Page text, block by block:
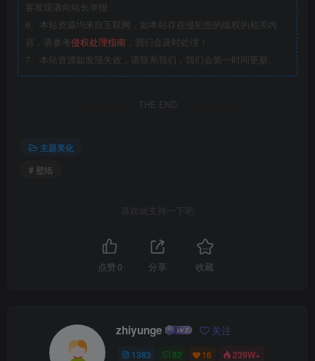
客发现请向站长举报
6、本站资源均来自互联网，如本站存在侵犯您的版权的相关内
容，请参考侵权处理指南 ，我们会及时处理！
7、本站资源如发现失效，请联系我们，我们会第一时间更新。
THE END
主题美化
# 壁纸
喜欢就支持一下吧
点赞 0 分享 收藏
zhiyunge 关注
1383 82 16 239W+